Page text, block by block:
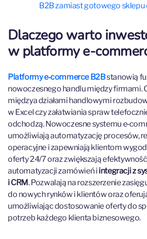
B2B zamiast gotowego
Dlaczego warto
w platformy
Platformy e‑commerce B2Bstanowią
nowoczesnego handlu między firmami.
międzya działami handlowymi
w Excel czy załatwiania spraw
odchodzą. Nowoczesne systemu
umożliwiają automatyzację procesów,
operacyjne i zapewniają klientom
oferty 24/7 oraz zwiększają
automatyzacji zamówień i integracji z
i CRM. Pozwalają na rozszerzenie
do nowych rynków i klientów oraz
umożliwiając dostosowanie oferty do
potrzeb każdego klienta biznesowego.